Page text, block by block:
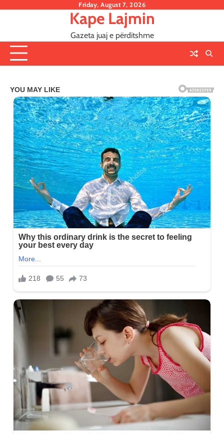
Friday, August 7, 2026
Kape Lajmin
Gazeta juaj e përditshme